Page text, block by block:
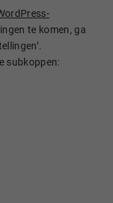
te komen, ga
subkoppen: